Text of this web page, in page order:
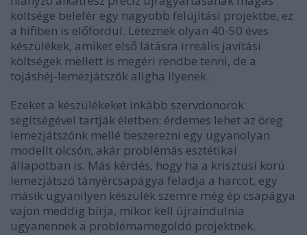
költsége belefér egy nagyobb felújítási projektbe, ez
a hifiben is előfordul. Léteznek olyan 40-50 éves
készülékek, amiket első látásra irreális javítási
költségek mellett is megéri rendbe tenni, de a
tojáshéj-lemezjátszók aligha ilyenek.
Ezeket a készülékeket inkább szervdonorok
segítségével tartják életben: érdemes lehet az öreg
lemezjátszónk mellé beszerezni egy ugyanolyan
modellt olcsón, akár problémás esztétikai
állapotban is. Más kérdés, hogy ha a krisztusi korú
lemezjátszó tányércsapágya feladja a harcot, egy
másik ugyanilyen készülék szemre még ép csapágya
vajon meddig bírja, mikor kell újraindulnia
ugyanennek a problémamegoldó projektnek.